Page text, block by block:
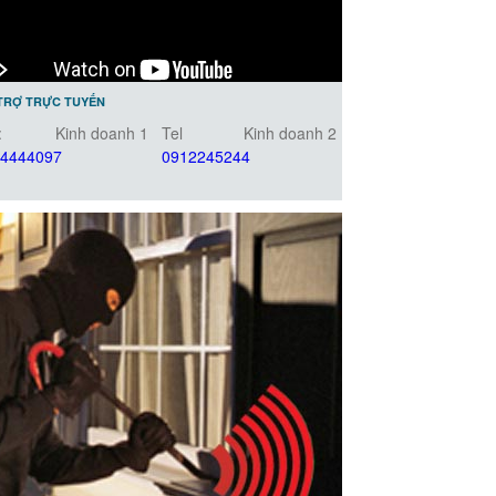
TRỰC TUYẾN
Kinh doanh 1
Tel
0912245244
Kinh doanh 2